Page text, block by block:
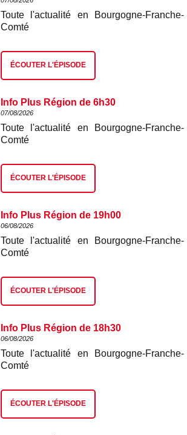
Toute l'actualité en Bourgogne-Franche-
Comté
ÉCOUTER L'ÉPISODE
Info Plus Région de 6h30
07/08/2026
Toute l'actualité en Bourgogne-Franche-
Comté
ÉCOUTER L'ÉPISODE
Info Plus Région de 19h00
06/08/2026
Toute l'actualité en Bourgogne-Franche-
Comté
ÉCOUTER L'ÉPISODE
Info Plus Région de 18h30
06/08/2026
Toute l'actualité en Bourgogne-Franche-
Comté
ÉCOUTER L'ÉPISODE